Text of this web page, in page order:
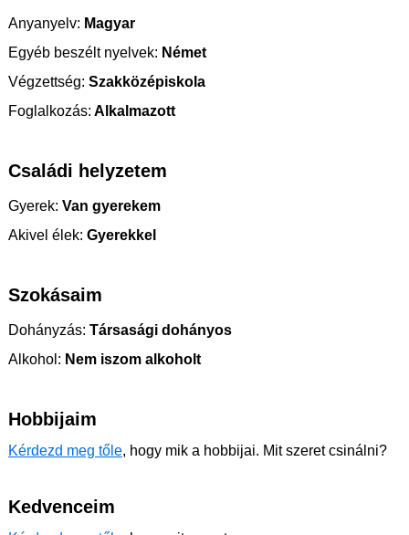
Anyanyelv: Magyar
Egyéb beszélt nyelvek: Német
Végzettség: Szakközépiskola
Foglalkozás: Alkalmazott
Családi helyzetem
Gyerek: Van gyerekem
Akivel élek: Gyerekkel
Szokásaim
Dohányzás: Társasági dohányos
Alkohol: Nem iszom alkoholt
Hobbijaim
Kérdezd meg tőle, hogy mik a hobbijai. Mit szeret csinálni?
Kedvenceim